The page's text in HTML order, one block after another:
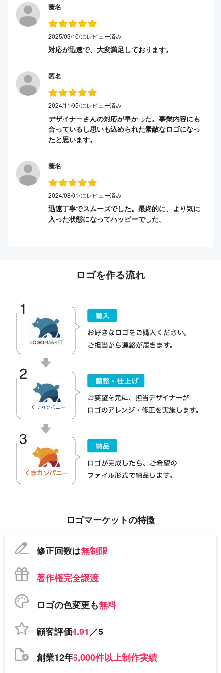
匿名
2025/03/10/にレビュー済み
対応が迅速で、大変満足しております。
匿名
2024/11/05/にレビュー済み
デザイナーさんの対応が早かった。事業内容にも
合っているし思いも込められた素敵なロゴになっ
たと思います。
匿名
2024/08/01/にレビュー済み
迅速丁寧でスムーズでした。最終的に、より気に
入った状態になってハッピーでした。
ロゴを作る流れ
ロゴマーケットの特徴
修正回数は無制限
著作権完全譲渡
ロゴの色変更も無料
顧客評価4.91／5
創業12年6,000件以上制作実績